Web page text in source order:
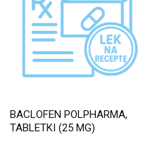
BACLOFEN POLPHARMA,
TABLETKI (25 MG)